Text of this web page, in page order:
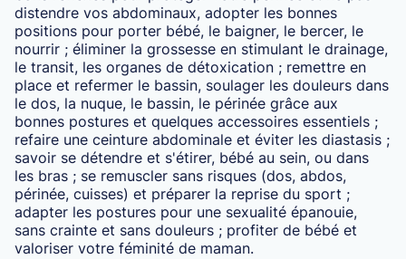
distendre vos abdominaux, adopter les bonnes
positions pour porter bébé, le baigner, le bercer, le
nourrir ; éliminer la grossesse en stimulant le drainage,
le transit, les organes de détoxication ; remettre en
place et refermer le bassin, soulager les douleurs dans
le dos, la nuque, le bassin, le périnée grâce aux
bonnes postures et quelques accessoires essentiels ;
refaire une ceinture abdominale et éviter les diastasis ;
savoir se détendre et s'étirer, bébé au sein, ou dans
les bras ; se remuscler sans risques (dos, abdos,
périnée, cuisses) et préparer la reprise du sport ;
adapter les postures pour une sexualité épanouie,
sans crainte et sans douleurs ; profiter de bébé et
valoriser votre féminité de maman.